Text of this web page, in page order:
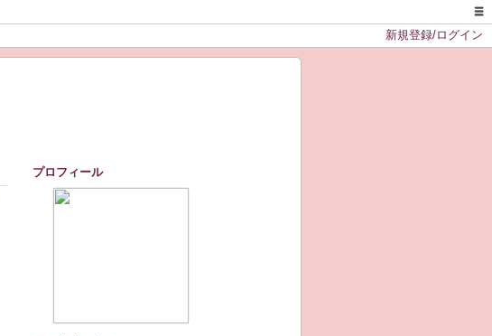
新規登録/ログイン
プロフィール